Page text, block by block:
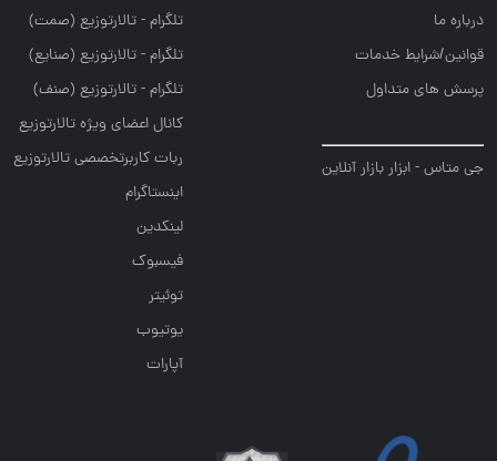
درباره ما
قوانین/شرایط خدمات
پرسش های متداول
جی متاس - ابزار بازار آنلاین
تلگرام - تالارتوزيع (صمت)
تلگرام - تالارتوزيع (صنايع)
تلگرام - تالارتوزیع (صنف)
کانال اعضای ویژه تالارتوزیع
ربات کاربرتخصصی تالارتوزیع
اینستاگرام
لینکدین
فیسبوک
توئیتر
یوتیوب
آپارات